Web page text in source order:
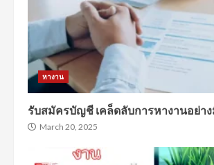
หางาน
รับสมัครบัญชี เคล็ดลับการหางานอย่า
March 20, 2025